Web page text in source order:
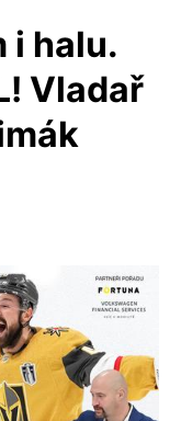
i halu.
Vladař